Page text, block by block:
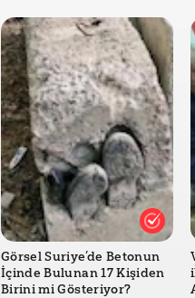
Görsel Suriye’de Betonun
İçinde Bulunan 17 Kişiden
Birini mi Gösteriyor?